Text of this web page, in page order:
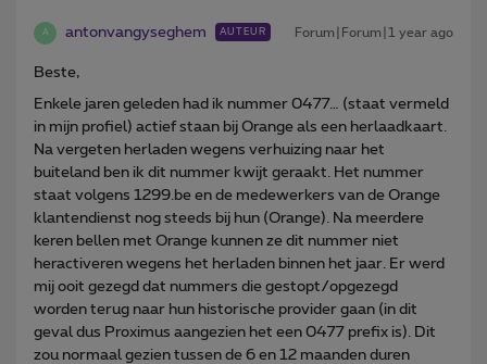
A antonvangyseghem AUTEUR Forum|Forum|1 year ago
Beste,
Enkele jaren geleden had ik nummer 0477… (staat vermeld
in mijn profiel) actief staan bij Orange als een herlaadkaart.
Na vergeten herladen wegens verhuizing naar het
buiteland ben ik dit nummer kwijt geraakt. Het nummer
staat volgens 1299.be en de medewerkers van de Orange
klantendienst nog steeds bij hun (Orange). Na meerdere
keren bellen met Orange kunnen ze dit nummer niet
heractiveren wegens het herladen binnen het jaar. Er werd
mij ooit gezegd dat nummers die gestopt/opgezegd
worden terug naar hun historische provider gaan (in dit
geval dus Proximus aangezien het een 0477 prefix is). Dit
zou normaal gezien tussen de 6 en 12 maanden duren